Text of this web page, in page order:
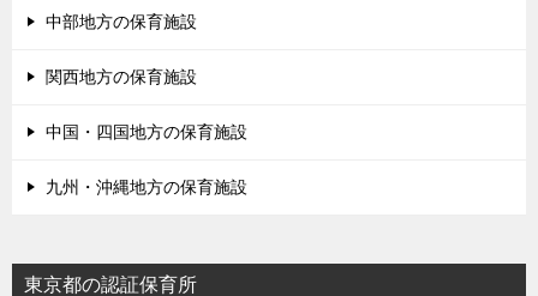
中部地方の保育施設
関西地方の保育施設
中国・四国地方の保育施設
九州・沖縄地方の保育施設
東京都の認証保育所